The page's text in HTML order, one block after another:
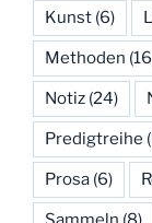
Kunst (6)
Methoden
Notiz (24)
Predigtreihe
Prosa (6)